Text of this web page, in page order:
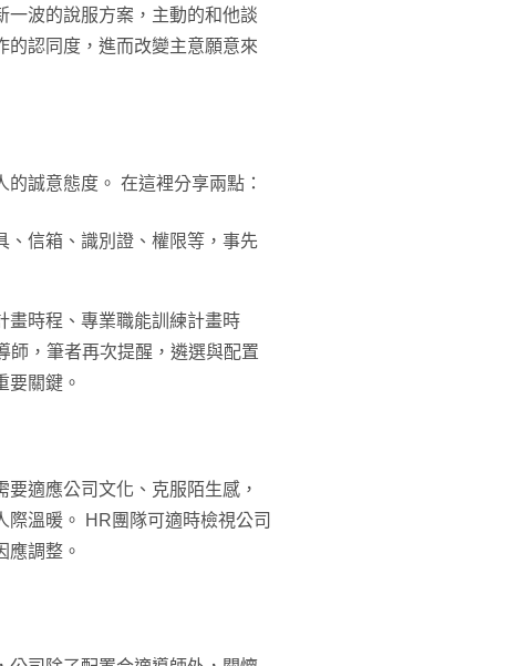
一波的說服方案，主動的和他談
的認同度，進而改變主意願意來
誠意態度。 在這裡分享兩點：
、信箱、識別證、權限等，事先
畫時程、專業職能訓練計畫時
師，筆者再次提醒，遴選與配置
要關鍵。
適應公司文化、克服陌生感，
溫暖。 HR團隊可適時檢視公司
應調整。